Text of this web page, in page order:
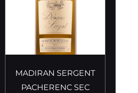
MADIRAN SERGENT
PACHERENC SEC